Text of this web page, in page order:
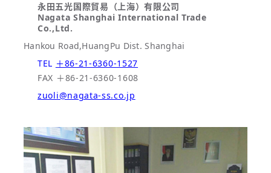
永田五光国際貿易（上海）有限公司
Nagata Shanghai International Trade
Co.,Ltd.
Hankou Road,HuangPu Dist. Shanghai
TEL ＋86-21-6360-1527
FAX ＋86-21-6360-1608
zuoli@nagata-ss.co.jp